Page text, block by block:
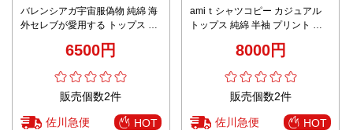
バレンシアガ宇宙服偽物 純綿 海
外セレブが愛用する トップス 短
6500円
販売個数2件
佐川急便 HOT
amiｔシャツコピー カジュアル
トップス 純綿 半袖 プリント ア
8000円
販売個数2件
佐川急便 HOT